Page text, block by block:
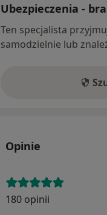
Ubezpieczenia -
Ten specjalista
samodzielnie lub
Opinie
180 opinii